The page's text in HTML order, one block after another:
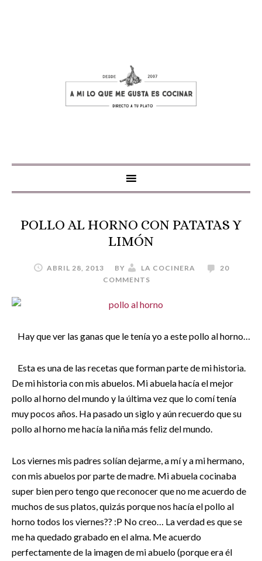
POLLO AL HORNO CON PATATAS Y
LIMÓN
ABRIL 28, 2013 BY LA COCINERA
20
COMMENTS
Hay que ver las ganas que le tenía yo a este pollo al horno…
Esta es una de las recetas que forman parte de mi historia.
De mi historia con mis abuelos. Mi abuela hacía el mejor
pollo al horno del mundo y la última vez que lo comí tenía
muy pocos años. Ha pasado un siglo y aún recuerdo que su
pollo al horno me hacía la niña más feliz del mundo.
Los viernes mis padres solían dejarme, a mí y a mi hermano,
con mis abuelos por parte de madre. Mi abuela cocinaba
super bien pero tengo que reconocer que no me acuerdo de
muchos de sus platos, quizás porque nos hacía el pollo al
horno todos los viernes?? :P No creo… La verdad es que se
me ha quedado grabado en el alma. Me acuerdo
perfectamente de la imagen de mi abuelo (porque era él